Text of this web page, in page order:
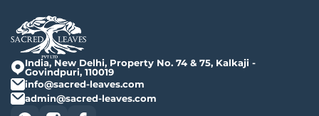
India, New Delhi, Property No. 74 & 75, Kalkaji -
Govindpuri, 110019
info@sacred-leaves.com
admin@sacred-leaves.com